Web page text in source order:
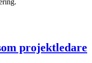
projektledare